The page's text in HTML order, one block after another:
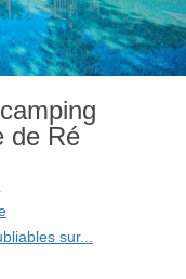
de Ré
sur...